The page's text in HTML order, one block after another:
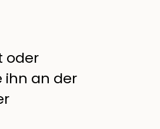
oder
ihn an der